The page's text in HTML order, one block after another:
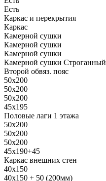
Есть
Каркас и перекрытия
Каркас
Камерной сушки
Камерной сушки
Камерной сушки
Камерной сушки Строганный
Второй обвяз. пояс
50х200
50х200
50х200
45х195
Половые лаги 1 этажа
50х200
50х200
50х200
45х190+45
Каркас внешних стен
40х150
40х150 + 50 (200мм)